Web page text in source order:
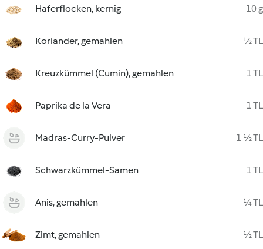
Haferflocken, kernig 10 g
Koriander, gemahlen ½ TL
Kreuzkümmel (Cumin), gemahlen 1 TL
Paprika de la Vera 1 TL
Madras-Curry-Pulver 1 ½ TL
Schwarzkümmel-Samen 1 TL
Anis, gemahlen ¼ TL
Zimt, gemahlen ½ TL